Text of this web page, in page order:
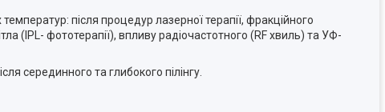
після процедур лазерної терапії, фракційного
(IPL- фототерапії), впливу радіочастотного (RF хвиль) та УФ-
серединного та глибокого пілінгу.